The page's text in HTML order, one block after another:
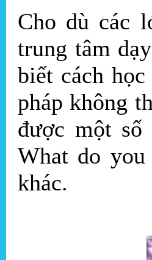
Cho dù các
trung tâm
biết cách
pháp không
được một
What do
khác.